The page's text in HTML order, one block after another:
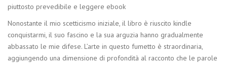
piuttosto prevedibile e leggere ebook
Nonostante il mio scetticismo iniziale, il libro è riuscito kindle
conquistarmi, il suo fascino e la sua arguzia hanno gradualmente
abbassato le mie difese. L’arte in questo fumetto è straordinaria,
aggiungendo una dimensione di profondità al racconto che le parole